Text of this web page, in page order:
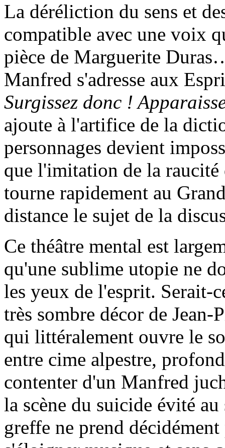
La déréliction du sens et
compatible avec une voix
pièce de Marguerite
Manfred s'adresse aux
Surgissez donc !
ajoute à l'artifice de la
personnages devient
que l'imitation de la
tourne rapidement au
distance le sujet de la
Ce théâtre mental est
qu'une sublime utopie ne
les yeux de l'esprit.
très sombre décor de Jean-
qui littéralement ouvre le
entre cime alpestre,
contenter d'un Manfred
la scène du suicide évité
greffe ne prend